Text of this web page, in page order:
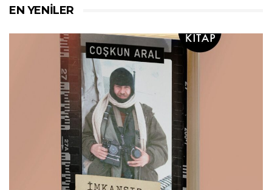
EN YENILER